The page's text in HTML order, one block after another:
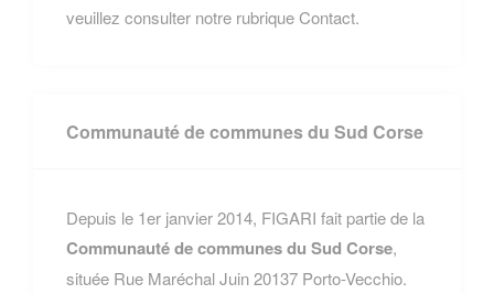
veuillez consulter notre rubrique Contact.
Communauté de communes du Sud Corse
Depuis le 1er janvier 2014, FIGARI fait partie de la
Communauté de communes du Sud Corse,
située Rue Maréchal Juin 20137 Porto-Vecchio.